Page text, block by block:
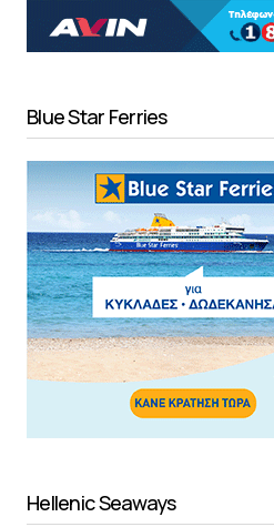
Blue Star Ferries
Hellenic Seaways